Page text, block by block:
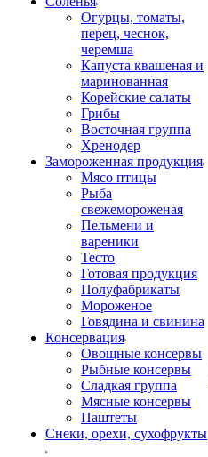
Огурцы, томаты,
перец, чеснок,
черемша
Капуста квашеная и
маринованная
Корейские салаты
Грибы
Восточная группа
Хренодер
Замороженная продукция
Мясо птицы
Рыба
свежемороженая
Пельмени и
вареники
Тесто
Готовая продукция
Полуфабрикаты
Мороженое
Говядина и свинина
Консервация
Овощные консервы
Рыбные консервы
Сладкая группа
Мясные консервы
Паштеты
Снеки, орехи, сухофрукты